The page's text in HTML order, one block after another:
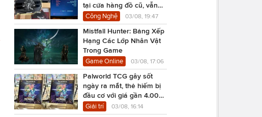
tại cửa hàng đồ cũ, vẫn
chạy Cyberpunk 2077
Công Nghệ 03/08, 19:47
Mistfall Hunter: Bảng Xếp
Hạng Các Lớp Nhân Vật
Trong Game
Game Online 03/08, 17:06
Palworld TCG gây sốt
ngày ra mắt, thẻ hiếm bị
đầu cơ với giá gần 4.000
USD
Giải trí 03/08, 16:14